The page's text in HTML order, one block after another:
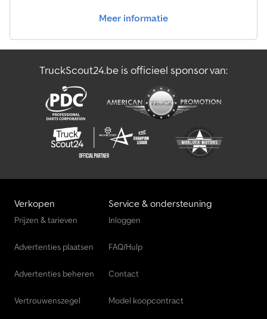
Meer informatie
TruckScout24.be is officieel sponsor van:
Verkopen
Prijzen & tarieven
Advertenties plaatsen
Advertenties beheren
Vertrouwenszegel
Service & ondersteuning
Inloggen
FAQ/Hulp
Contact
Model koopcontract